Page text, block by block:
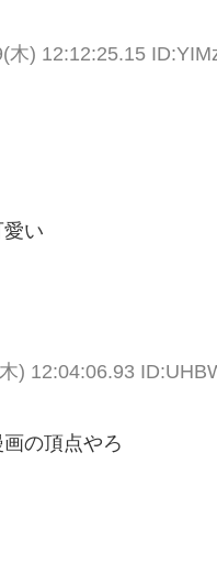
木) 12:12:25.15
い
) 12:04:06.93
の頂点やろ